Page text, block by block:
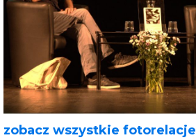
zobacz wszystkie fotorelacje